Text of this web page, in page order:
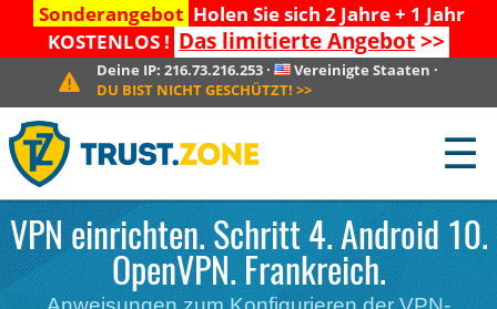
Sonderangebot Holen Sie sich 2 Jahre + 1 Jahr
KOSTENLOS ! Das limitierte Angebot>>
Deine IP: 216.73.216.253· Vereinigte Staaten ·
DU BIST NICHT GESCHÜTZT! >>
☰
VPN einrichten. Schritt 4. Android 10.
OpenVPN. Frankreich.